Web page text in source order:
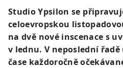
Studio Ypsilon se
celoevropskou
na dvě nové inscenace s
v lednu. V neposlední
čase každoročně